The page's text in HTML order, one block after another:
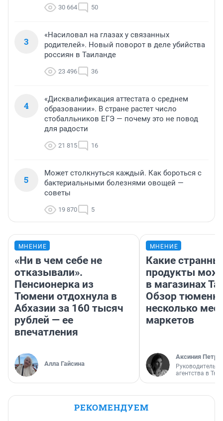
30 664 50
3
«Насиловал на глазах у связанных
родителей». Новый поворот в деле убийства
россиян в Таиланде
23 496 36
4
«Дисквалификация аттестата о среднем
образовании». В стране растет число
стобалльников ЕГЭ — почему это не повод
для радости
21 815 16
5
Может столкнуться каждый. Как бороться с
бактериальными болезнями овощей —
советы
19 870 5
МНЕНИЕ
«Ни в чем себе не
отказывали».
Пенсионерка из
Тюмени отдохнула в
Абхазии за 160 тысяч
рублей — ее
впечатления
Алла Гайсина
МНЕНИЕ
Какие
продукты
в магазинах
Обзор
несколько
маркетов
Аксиния
Руководитель
агентства в
РЕКОМЕНДУЕМ